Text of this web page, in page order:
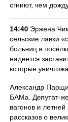
сгниют, чем
14:40 Эржена
сельские лавки
больниц в
надеется
которые
Александр
БАМа. Депутат-
вагонов и
рассказов о